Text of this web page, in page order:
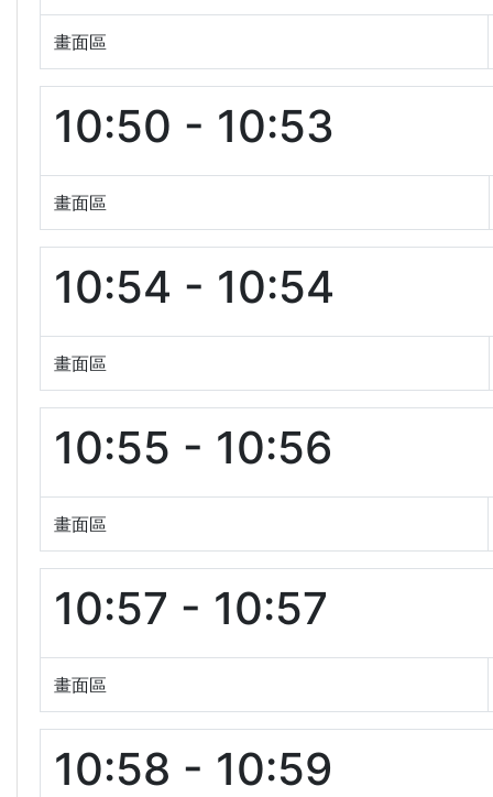
畫面區
10:50 - 10:53
畫面區
10:54 - 10:54
畫面區
10:55 - 10:56
畫面區
10:57 - 10:57
畫面區
10:58 - 10:59